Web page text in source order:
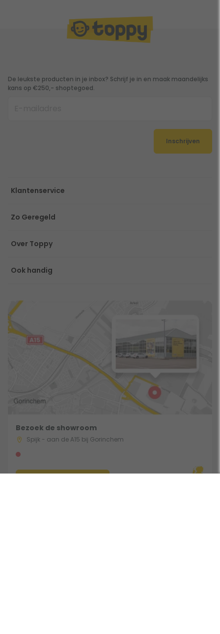
De leukste producten in je inbox? Schrijf je in en maak maandelijks
kans op €250,- shoptegoed.
Inschrijven
Klantenservice
Zo Geregeld
Over Toppy
Ook handig
Bezoek de showroom
Spijk - aan de A15 bij Gorinchem